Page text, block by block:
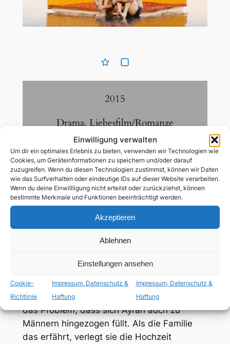
Einwilligung verwalten
Um dir ein optimales Erlebnis zu bieten, verwenden wir Technologien wie
Cookies, um Geräteinformationen zu speichern und/oder darauf
zuzugreifen. Wenn du diesen Technologien zustimmst, können wir Daten
wie das Surfverhalten oder eindeutige IDs auf dieser Website verarbeiten.
Wenn du deine Einwillligung nicht erteilst oder zurückziehst, können
bestimmte Merkmale und Funktionen beeinträchtigt werden.
Akzeptieren
Ablehnen
Einstellungen ansehen
Cookie-
Richtlinie
Impressum, Datenschutz &
Haftung
Impressum, Datenschutz &
Haftung
2015
Drama,Liebesfilm/Romanze
94 Min
hindi,mit dt. Untertiteln
ab 12 Jahren
lesbische Nebenrolle,schwule Hauptrolle
Der Pakistani Ayran lebt mit seiner Freundin
glücklich zusammen und soll diese auch
bald heiraten. So weit, so gut. Wäre da nicht
das Problem, dass sich Ayran auch zu
Männern hingezogen füllt. Als die Familie
das erfährt, verlegt sie die Hochzeit